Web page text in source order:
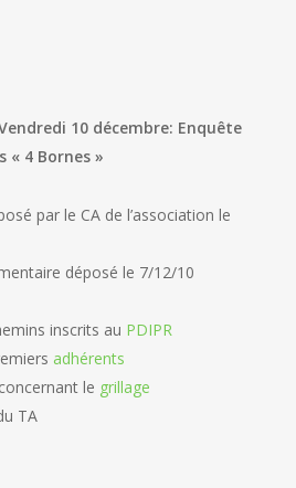
10 décembre: Enquête
« 4 Bornes »
par le CA de l’association le
déposé le 7/12/10
inscrits au PDIPR
adhérents
le grillage
TA